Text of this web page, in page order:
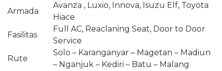
Armada
Avanza , Luxio, Innova, Isuzu Elf, Toyota
Hiace
Fasilitas
Full AC, Reaclaning Seat, Door to Door
Service
Rute
Solo – Karanganyar – Magetan – Madiun
– Nganjuk – Kediri – Batu – Malang